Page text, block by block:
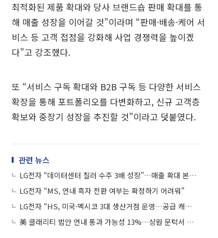
최적화된 제품 확대와 당사 브랜드숍 판매 확대를 통
해 매출 성장을 이어갈 것”이라며 “판매·배송·케어 서
비스 등 고객 접점을 강화해 사업 경쟁력을 높이겠
다”고 강조했다.
또 “서비스 구독 확대와 B2B 구독 등 다양한 서비스
확장을 통해 포트폴리오를 다변화하고, 신규 고객층
확보와 중장기 성장을 추진할 것”이라고 덧붙였다.
관련 뉴스
LG전자 “데이터센터 칠러 수주 3배 성장”…매출 확대 본격화
LG전자 “MS, 연내 흑자 전환 여부는 확정하기 어려워”
LG전자 “HS, 미국·멕시코 3대 생산거점 운영…공급 캐파 확대”
美 클래리티 법안 연내 통과 가능성 13%…상원 문턱서 제동